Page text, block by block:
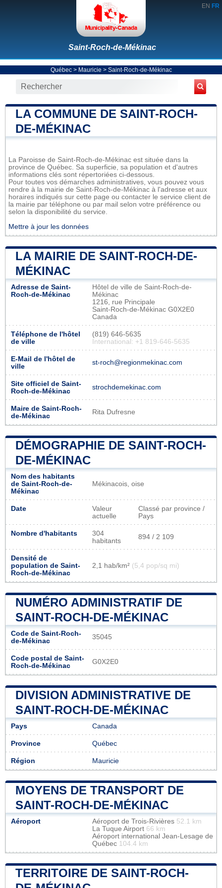
EN FR
Saint-Roch-de-Mékinac
Québec> Mauricie > Saint-Roch-de-Mékinac
LA COMMUNE DE SAINT-ROCH-
DE-MÉKINAC
La Paroisse de Saint-Roch-de-Mékinac est située dans la
province de Québec. Sa superficie, sa population et d'autres
informations clés sont répertoriées ci-dessous.
Pour toutes vos démarches administratives, vous pouvez vous
rendre à la mairie de Saint-Roch-de-Mékinac à l'adresse et aux
horaires indiqués sur cette page ou contacter le service client de
la mairie par téléphone ou par mail selon votre préférence ou
selon la disponibilité du service.
Mettre à jour les données
LA MAIRIE DE SAINT-ROCH-DE-
MÉKINAC
Adresse de Saint-
Roch-de-Mékinac
Hôtel de ville de Saint-Roch-de-
Mékinac
1216, rue Principale
Saint-Roch-de-Mékinac G0X2E0
Canada
Téléphone de l'hôtel
de ville
(819) 646-5635
International: +1 819-646-5635
E-Mail de l'hôtel de
ville
st-roch@regionmekinac.com
Site officiel de Saint-
Roch-de-Mékinac
strochdemekinac.com
Maire de Saint-Roch-
de-Mékinac
Rita Dufresne
DÉMOGRAPHIE DE SAINT-ROCH-
DE-MÉKINAC
Nom des habitants
de Saint-Roch-de-
Mékinac
Mékinacois, oise
Date
Valeur
actuelle
Classé par province /
Pays
Nombre d'habitants
304
habitants
894 / 2 109
Densité de
population de Saint-
Roch-de-Mékinac
2,1 hab/km² (5,4 pop/sq mi)
NUMÉRO ADMINISTRATIF DE
SAINT-ROCH-DE-MÉKINAC
Code de Saint-Roch-
de-Mékinac
35045
Code postal de Saint-
Roch-de-Mékinac
G0X2E0
DIVISION ADMINISTRATIVE DE
SAINT-ROCH-DE-MÉKINAC
Pays Canada
Province Québec
Région Mauricie
MOYENS DE TRANSPORT DE
SAINT-ROCH-DE-MÉKINAC
Aéroport Aéroport de Trois-Rivières 52.1 km
La Tuque Airport 66 km
Aéroport international Jean-Lesage de
Québec 104.4 km
TERRITOIRE DE SAINT-ROCH-